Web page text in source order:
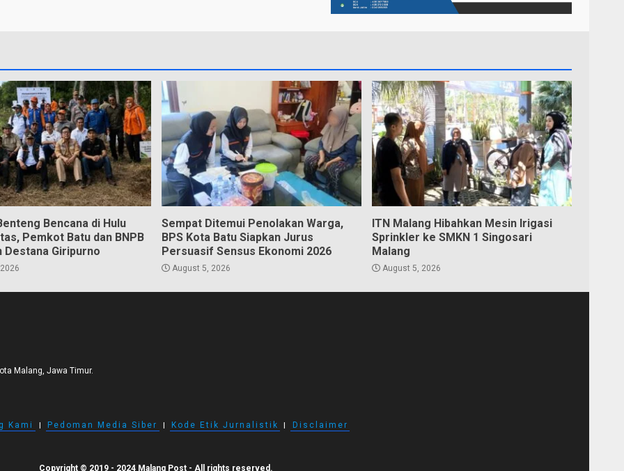
Bencana di Hulu
Pemkot Batu dan BNPB
Destana Giripurno
Sempat Ditemui Penolakan Warga,
BPS Kota Batu Siapkan Jurus
Persuasif Sensus Ekonomi 2026
August 5, 2026
ITN Malang Hibahkan Mesin Irigasi
Sprinkler ke SMKN 1 Singosari
Malang
August 5, 2026
Malang, Jawa Timur.
Kami I Pedoman Media Siber I Kode Etik Jurnalistik I Disclaimer
Copyright © 2019 - 2024 Malang Post - All rights reserved.